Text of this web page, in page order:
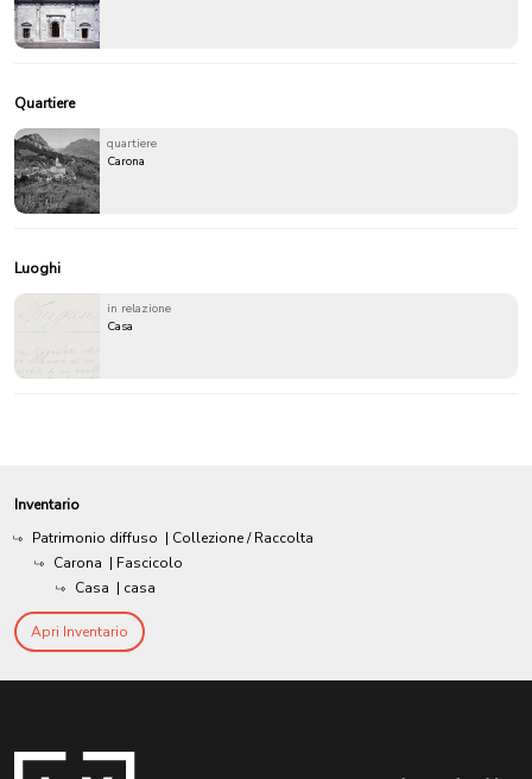
Quartiere
quartiere
Carona
Luoghi
in relazione
Casa
Inventario
Patrimonio diffuso | Collezione / Raccolta
Carona | Fascicolo
Casa | casa
Apri Inventario